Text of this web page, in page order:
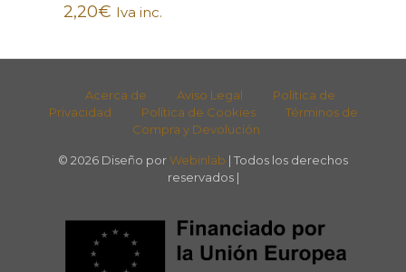
2,20€ Iva inc.
Acerca de Aviso Legal
Política de
Privacidad
Política de Cookies
Términos de
Compra y Devolución
© 2026 Diseño por Webinlab | Todos los derechos
reservados |